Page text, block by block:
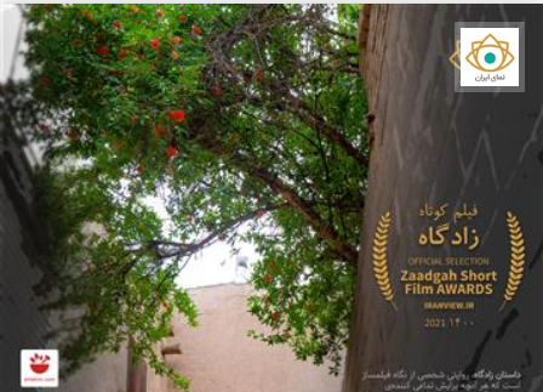
نمای ایران